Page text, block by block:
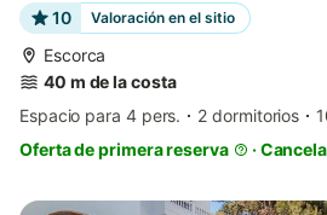
10 Valoración en el sitio
Escorca
40 m de la costa
Espacio para 4 pers.
2 dormitorios
Oferta de primera reserva
·